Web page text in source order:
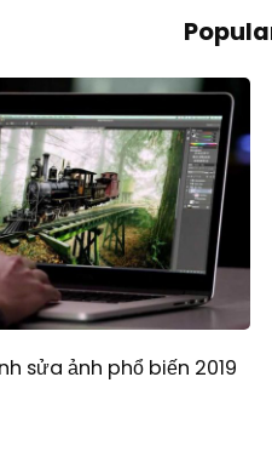
sửa ảnh phổ biến 2019